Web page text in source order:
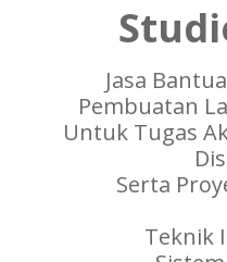
Jasa
Pembuatan
Untuk Tugas
Serta
Teknik